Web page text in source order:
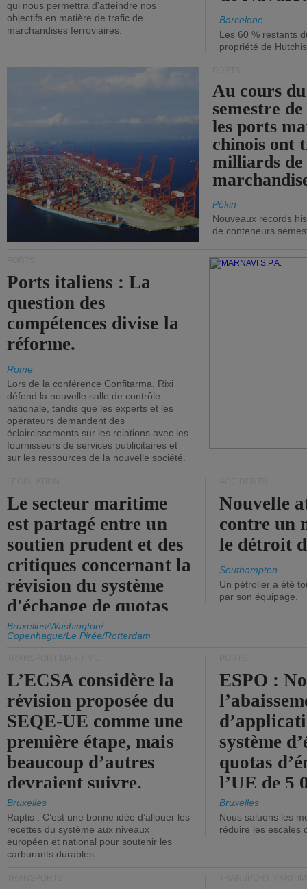
qui nous permettra d'atteindre nos
objectifs en matière de trafic de
marchandises ferroviaires.
Barcelone
Les 60 % restants
propriété de
Au cours
semestre
les ports
chinois ont
milliards de
Pékin
Nouveaux records
de conteneurs
Ports italiens : La
question des
compétences divise la
réforme.
Rome
Lors de la conférence Confitarma, Rixi
défend la nouvelle salle de contrôle
nationale, tandis que les experts et les
opérateurs demandent des
éclaircissements sur les relations avec les
fournisseurs de services publicitaires et
sur les ressources de la nouvelle société.
Le secteur maritime
est partagé entre un
soutien prudent et des
critiques concernant la
révision du système
d'échange de quotas
d'émission de l'UE.
Bruxelles/Washington/
Copenhague/Le Pirée/Rotterdam
Nouvelle
contre un
le détroit
Southampton
Un pétrolier a été
par son équipage.
L’ECSA considère la
révision proposée du
SEQE-UE comme une
première étape, mais
beaucoup d’autres
devraient suivre.
Bruxelles
Raptis : C’est une bonne idée d’allouer les
recettes du système aux niveaux
européen et national pour soutenir les
carburants durables.
ESPO :
système
quotas
l’UE de 5
tonneaux
brute.
Bruxelles
Nous saluons les
réduire les escales